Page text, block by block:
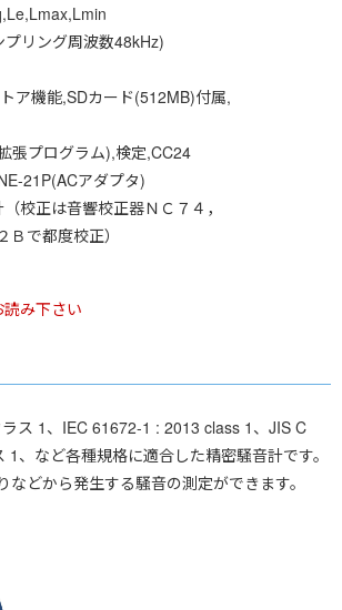
リング周波数48kHz)
ア機能,SDカード(512MB)付属,
張プログラム),検定,CC24
21P(ACアダプタ)
校正は音響校正器ＮＣ７４，
で都度校正）
み下さい
ス 1、IEC 61672-1 : 2013 class 1、JIS C
、など各種規格に適合した精密騒音計です。
などから発生する騒音の測定ができます。